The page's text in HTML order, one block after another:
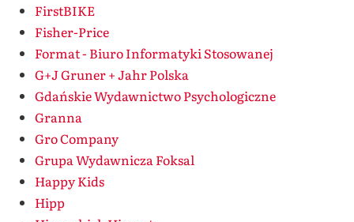
FirstBIKE
Fisher-Price
Format - Biuro Informatyki Stosowanej
G+J Gruner + Jahr Polska
Gdańskie Wydawnictwo Psychologiczne
Granna
Gro Company
Grupa Wydawnicza Foksal
Happy Kids
Hipp